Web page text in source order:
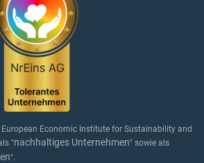
European Economic Institute for Sustainability and
"nachhaltiges Unternehmen" sowie als
".